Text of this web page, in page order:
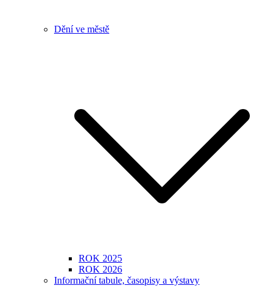
Dění ve městě
ROK 2025
ROK 2026
Informační tabule, časopisy a výstavy